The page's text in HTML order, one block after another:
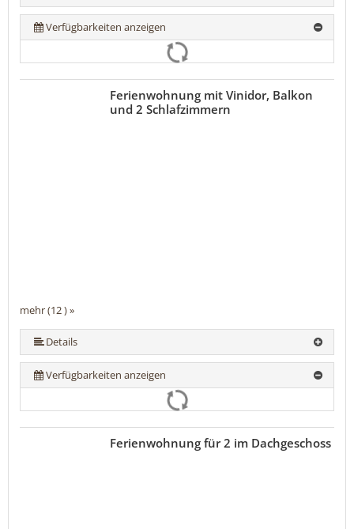
Verfügbarkeiten anzeigen
mehr (12 ) »
mehr (12 ) »
mehr (12 ) »
mehr (12 ) »
mehr (12 ) »
mehr (12 ) »
mehr (12 ) »
mehr (12 ) »
mehr (12 ) »
Ferienwohnung mit Vinidor, Balkon
und 2 Schlafzimmern
Details
Verfügbarkeiten anzeigen
Ferienwohnung für 2 im Dachgeschoss